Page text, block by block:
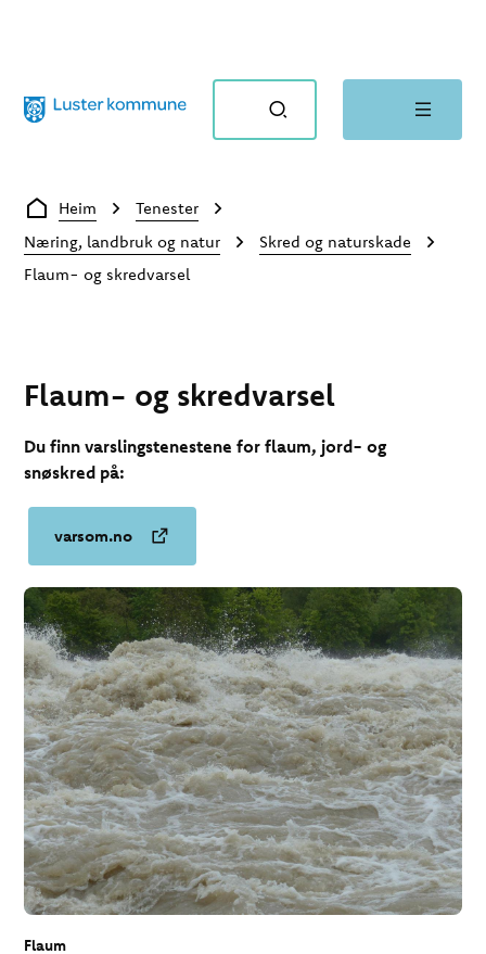
Du er her:
Heim
Tenester
Næring, landbruk og natur
Skred og naturskade
Flaum- og skredvarsel
Flaum- og skredvarsel
Du finn varslingstenestene for flaum, jord- og
snøskred på:
varsom.no
Flaum